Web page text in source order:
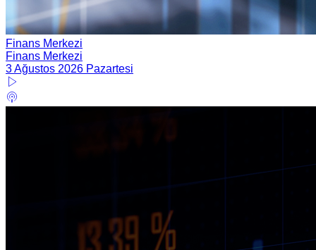
Finans Merkezi
Finans Merkezi
3 Ağustos 2026 Pazartesi